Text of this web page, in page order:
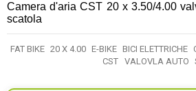
Camera d'aria CST 20 x 3.50/4.00
scatola
FAT BIKE 20 X 4.00 E-BIKE BICI ELETTRICHE
CST VALOVLA AUTO